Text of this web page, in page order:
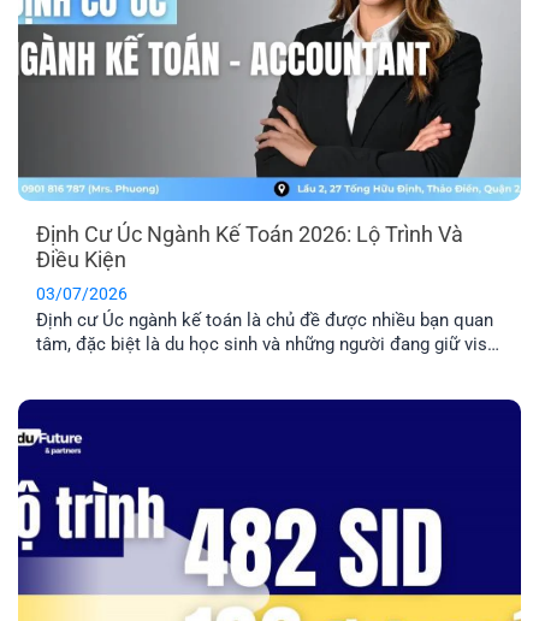
Định Cư Úc Ngành Kế Toán 2026: Lộ Trình Và
Điều Kiện
03/07/2026
Định cư Úc ngành kế toán là chủ đề được nhiều bạn quan
tâm, đặc biệt là du học sinh và những người đang giữ visa